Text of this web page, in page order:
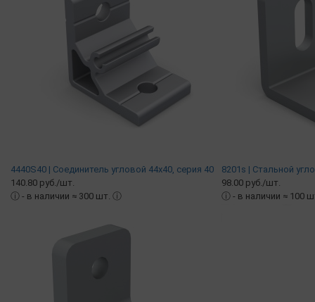
4440S40 | Соединитель угловой 44х40, серия 40
140.80 руб./шт.
ⓘ - в наличии ≈ 300 шт. ⓘ
8201s | Стальной
98.00 руб./шт.
ⓘ - в наличии ≈ 100